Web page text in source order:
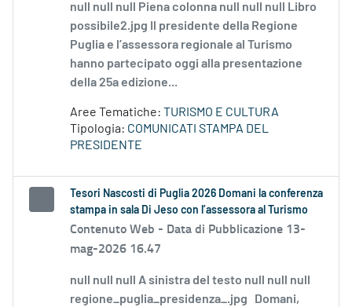
null null null Piena colonna null null null Libro
possibile2.jpg Il presidente della Regione
Puglia e l’assessora regionale al Turismo
hanno partecipato oggi alla presentazione
della 25a edizione...
Aree Tematiche: TURISMO E CULTURA
Tipologia: COMUNICATI STAMPA DEL
PRESIDENTE
Tesori Nascosti di Puglia 2026 Domani la conferenza
stampa in sala Di Jeso con l’assessora al Turismo
Contenuto Web - Data di Pubblicazione 13-
mag-2026 16.47
null null null A sinistra del testo null null null
regione_puglia_presidenza_.jpg Domani,